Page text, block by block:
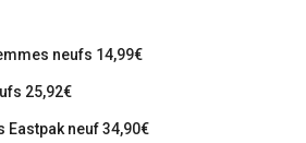
neufs 14,99€
25,92€
Eastpak neuf 34,90€